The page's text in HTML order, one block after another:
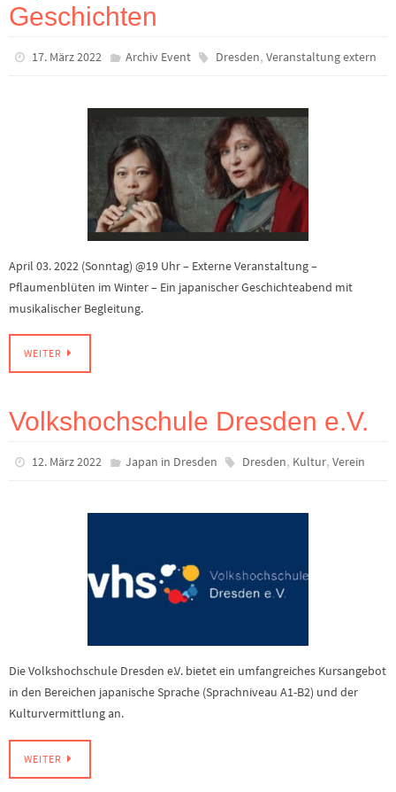
Geschichten
17. März 2022 Archiv Event Dresden, Veranstaltung extern
April 03. 2022 (Sonntag) @19 Uhr – Externe Veranstaltung –
Pflaumenblüten im Winter – Ein japanischer Geschichteabend mit
musikalischer Begleitung.
WEITER
Volkshochschule Dresden e.V.
12. März 2022 Japan in Dresden Dresden, Kultur, Verein
Die Volkshochschule Dresden e.V. bietet ein umfangreiches Kursangebot
in den Bereichen japanische Sprache (Sprachniveau A1-B2) und der
Kulturvermittlung an.
WEITER